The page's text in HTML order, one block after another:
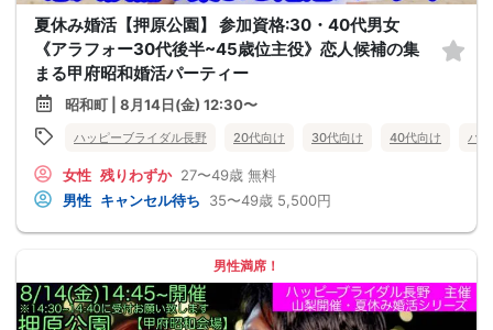
夏休み婚活【押原公園】 参加資格:30・40代男女
《アラフォー30代後半~45歳位主役》恋人候補の集
まる甲府昭和婚活パーティー
昭和町 | 8月14日(金) 12:30〜
ハッピーブライダル長野 20代向け 30代向け 40代向け バ
女性 残りわずか 27〜49歳 無料
男性 キャンセル待ち 35〜49歳 5,500円
男性満席！